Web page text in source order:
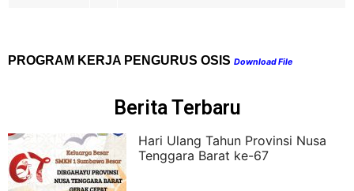
PROGRAM KERJA PENGURUS OSIS Download File
Berita Terbaru
Hari Ulang Tahun Provinsi Nusa
Tenggara Barat ke-67